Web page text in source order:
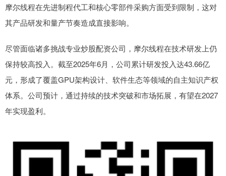
摩尔线程在先进制程代工和核心零部件采购方面受到限制，这对
其产品研发和量产节奏造成直接影响。
尽管面临诸多挑战专业炒股配资公司，摩尔线程在技术研发上仍
保持较高投入。截至2025年6月，公司累计研发投入达43.66亿
元，形成了覆盖GPU架构设计、软件生态等领域的自主知识产权
体系。公司预计，通过持续的技术突破和市场拓展，有望在2027
年实现盈利。